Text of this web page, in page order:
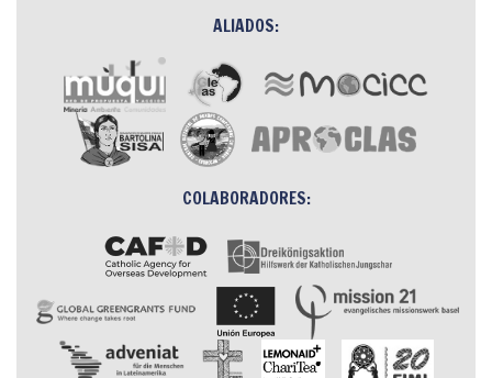
ALIADOS:
COLABORADORES: